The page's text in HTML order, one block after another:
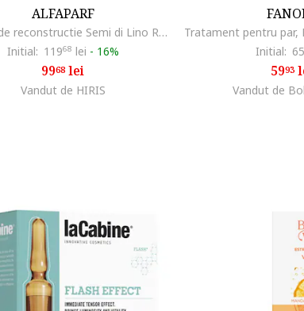
ALFAPARF
Lotiune de reconstructie Semi di Lino Reconstruction Reparative Lotion, 6x13 ml
Initial: 11968 lei - 16%
9968 lei
Vandut de HIRIS
Initial:
5993
Vandut de